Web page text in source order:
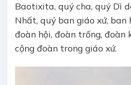
Baotixita, quý cha, quý Dì
Nhất, quý ban giáo xứ, ban
đoàn hội, đoàn trống, đoàn
cộng đoàn trong giáo xứ.